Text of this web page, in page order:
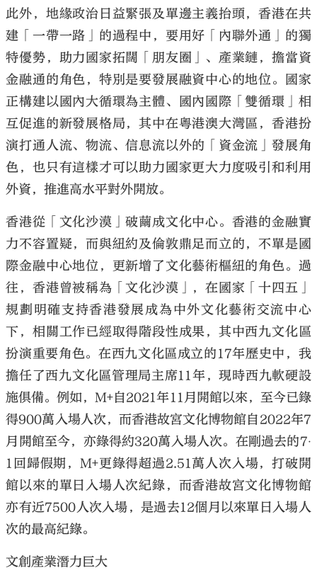
此外，地緣政治日益緊張及單邊主義抬頭，香港在共
建「一帶一路」的過程中，要用好「內聯外通」的獨
特優勢，助力國家拓闊「朋友圈」、產業鏈，擔當資
金融通的角色，特別是要發展融資中心的地位。國家
正構建以國內大循環為主體、國內國際「雙循環」相
互促進的新發展格局，其中在粵港澳大灣區，香港扮
演打通人流、物流、信息流以外的「資金流」發展角
色，也只有這樣才可以助力國家更大力度吸引和利用
外資，推進高水平對外開放。
香港從「文化沙漠」破繭成文化中心。香港的金融實
力不容置疑，而與紐約及倫敦鼎足而立的，不單是國
際金融中心地位，更新增了文化藝術樞紐的角色。過
往，香港曾被稱為「文化沙漠」，在國家「十四五」
規劃明確支持香港發展成為中外文化藝術交流中心
下，相關工作已經取得階段性成果，其中西九文化區
扮演重要角色。在西九文化區成立的17年歷史中，我
擔任了西九文化區管理局主席11年，現時西九軟硬設
施俱備。例如，M+自2021年11月開館以來，至今已錄
得900萬入場人次，而香港故宮文化博物館自2022年7
月開館至今，亦錄得約320萬入場人次。在剛過去的7‧
1回歸假期，M+更錄得超過2.51萬人次入場，打破開
館以來的單日入場人次紀錄，而香港故宮文化博物館
亦有近7500人次入場，是過去12個月以來單日入場人
次的最高紀錄。
文創產業潛力巨大